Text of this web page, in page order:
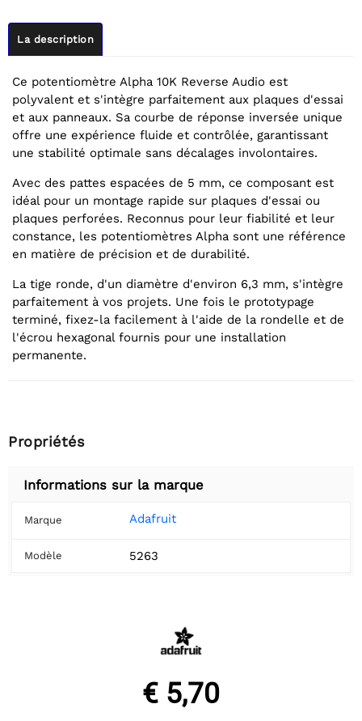
La description
Ce potentiomètre Alpha 10K Reverse Audio est
polyvalent et s'intègre parfaitement aux plaques d'essai
et aux panneaux. Sa courbe de réponse inversée unique
offre une expérience fluide et contrôlée, garantissant
une stabilité optimale sans décalages involontaires.
Avec des pattes espacées de 5 mm, ce composant est
idéal pour un montage rapide sur plaques d'essai ou
plaques perforées. Reconnus pour leur fiabilité et leur
constance, les potentiomètres Alpha sont une référence
en matière de précision et de durabilité.
La tige ronde, d'un diamètre d'environ 6,3 mm, s'intègre
parfaitement à vos projets. Une fois le prototypage
terminé, fixez-la facilement à l'aide de la rondelle et de
l'écrou hexagonal fournis pour une installation
permanente.
Propriétés
Informations sur la marque
Marque Adafruit
Modèle 5263
€ 5,70